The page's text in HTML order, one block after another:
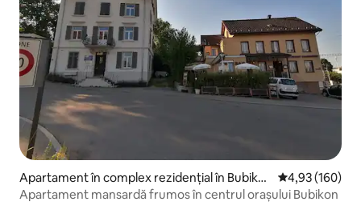
Apartament în complex rezidențial în Bubiko
n
Scor mediu de
4,93 (160)
Apartament mansardă frumos în centrul orașului Bubikon